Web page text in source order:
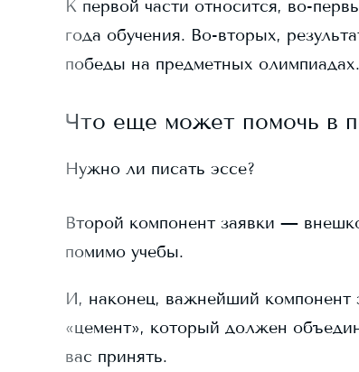
К первой части относится, во-
года обучения. Во-вторых,
победы на предметных олимпиадах.
Что еще может помочь в
Нужно ли писать эссе?
Второй компонент заявки —
помимо учебы.
И, наконец, важнейший компонент
«цемент», который должен
вас принять.